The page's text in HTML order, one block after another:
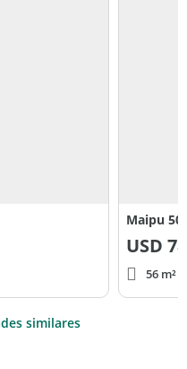
Maipu
USD
56 m²
similares